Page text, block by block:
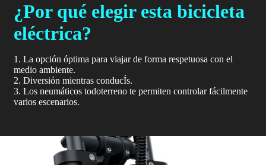
¿Por qué elegir esta bicicleta
eléctrica?
1. La opción óptima para viajar de forma respetuosa con el
medio ambiente.
2. Diversión mientras conducÍs.
3. Los neumáticos todoterreno te permiten controlar fácilmente
varios escenarios.